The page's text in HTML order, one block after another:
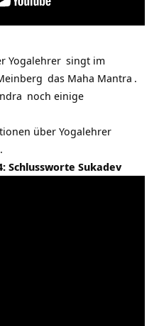
Yogalehrer singt im
das Maha Mantra .
noch einige
über Yogalehrer
.
Schlussworte Sukadev